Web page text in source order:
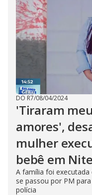
DO R7/08/04/2024
'Tiraram
amores',
mulher
bebê em
A família foi
se passou por PM
polícia